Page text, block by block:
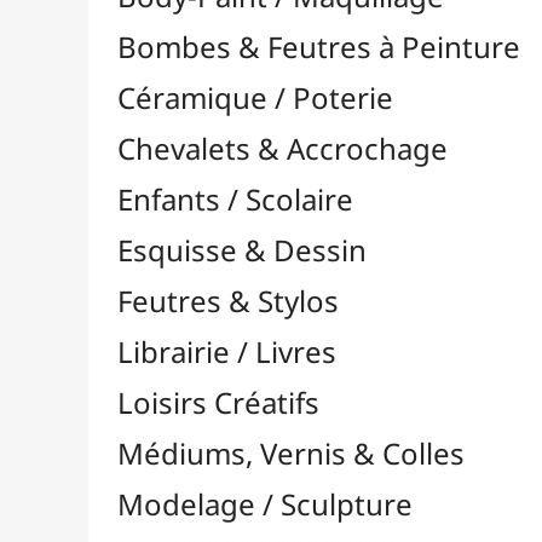
Feutres & Stylos
Librairie / Livres
Loisirs Créatifs
Médiums, Vernis & Colles
Modelage / Sculpture
Peintures / Couleurs
Résines / Moulage
Supports Dessin & Peinture
Blocs & Pochettes
Cartons Entoilés
Cartons Prédessinés
Châssis Entoilés

Grands Papiers & Rouleaux 
Papiers Calque / Transfert